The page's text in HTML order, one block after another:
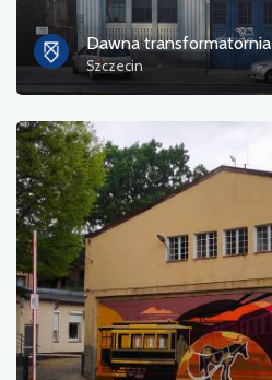
Dawna transformatornia
Szczecin